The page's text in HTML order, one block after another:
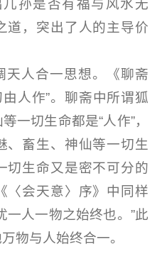
孙是否有福与风水无
道，突出了人的主导价
天人合一思想。《聊斋
人作”。聊斋中所谓狐
一切生命都是“人作”，
、畜生、神仙等一切生
切生命又是密不可分的
〈会天意〉序》中同样
一人一物之始终也。”此
物与人始终合一。